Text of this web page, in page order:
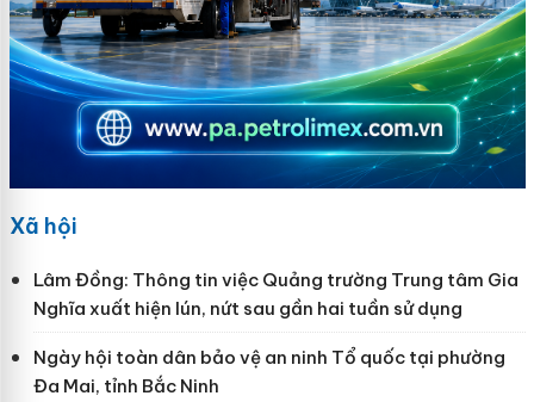
Xã hội
Lâm Đồng: Thông tin việc Quảng trường Trung tâm Gia
Nghĩa xuất hiện lún, nứt sau gần hai tuần sử dụng
Ngày hội toàn dân bảo vệ an ninh Tổ quốc tại phường
Đa Mai, tỉnh Bắc Ninh